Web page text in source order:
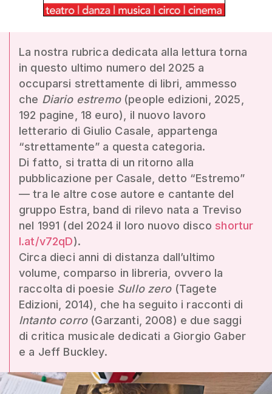
La nostra rubrica dedicata alla lettura torna
in questo ultimo numero del 2025 a
occuparsi strettamente di libri, ammesso
che Diario estremo(people edizioni, 2025,
192 pagine, 18 euro), il nuovo lavoro
letterario di Giulio Casale, appartenga
“strettamente” a questa categoria.
Di fatto, si tratta di un ritorno alla
pubblicazione per Casale, detto “Estremo”
— tra le altre cose autore e cantante del
gruppo Estra, band di rilevo nata a Treviso
nel 1991 (del 2024 il loro nuovo disco shortur
l.at/v72qD).
Circa dieci anni di distanza dall’ultimo
volume, comparso in libreria, ovvero la
raccolta di poesie Sullo zero(Tagete
Edizioni, 2014), che ha seguito i racconti di
Intanto corro(Garzanti, 2008) e due saggi
di critica musicale dedicati a Giorgio Gaber
e a Jeff Buckley.